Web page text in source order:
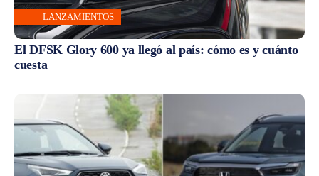
LANZAMIENTOS
El DFSK Glory 600 ya llegó al país: cómo es y cuánto
cuesta